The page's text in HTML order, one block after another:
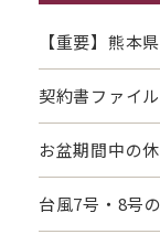
【重要】熊本
契約書ファイ
お盆期間中の
台風7号・8号